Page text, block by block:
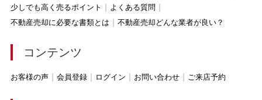
少しでも高く売るポイント
よくある質問
不動産売却に必要な書類とは
不動産売却どんな業者が良い？
コンテンツ
お客様の声 会員登録 ログイン お問い合わせ ご来店予約